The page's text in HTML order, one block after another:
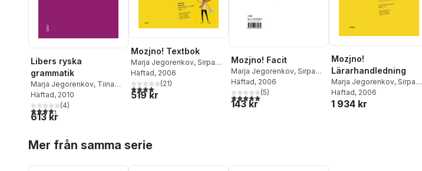
Libers ryska
grammatik
Marja Jegorenkov, Tiina
Salomaa,Kerstin B. Rydén
Häftad, 2010
4,3utav 5 stjärnor. Totalt antal röster:
(4)
613 kr
Mozjno! Textbok
Marja Jegorenkov, Sirpa
Piispanen,Tuula Väisänen
Kerstin B. Rydén
Häftad, 2006
4,0utav 5 stjärnor. Totalt antal röster:
(21)
519 kr
Mozjno! Facit
Marja Jegorenkov, Sirpa
Piispanen
Häftad, 2006
5,0utav 5 stjärnor. Totalt antal röster:
(5)
143 kr
Mozjno!
Lärarhandledning
Marja Jegorenkov, Sirpa
Piispanen,Kerstin B. Rydén
Häftad, 2006
1 934 kr
Mer från samma serie